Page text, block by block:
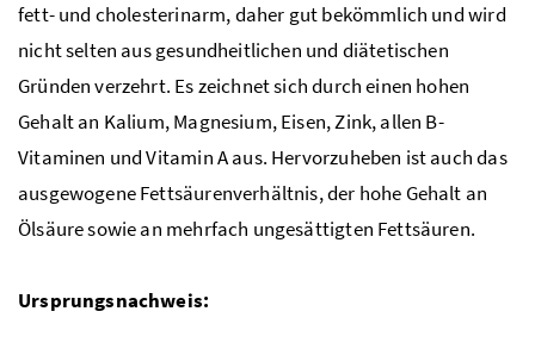
fett- und cholesterinarm, daher gut bekömmlich und wird
nicht selten aus gesundheitlichen und diätetischen
Gründen verzehrt. Es zeichnet sich durch einen hohen
Gehalt an Kalium, Magnesium, Eisen, Zink, allen B-
Vitaminen und Vitamin A aus. Hervorzuheben ist auch das
ausgewogene Fettsäurenverhältnis, der hohe Gehalt an
Ölsäure sowie an mehrfach ungesättigten Fettsäuren.
Ursprungsnachweis: